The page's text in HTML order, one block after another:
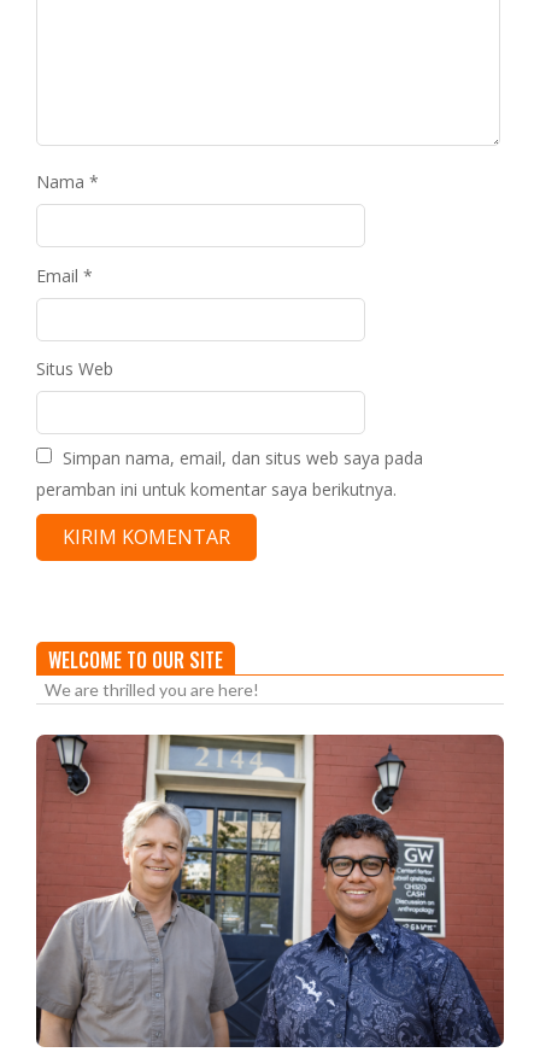
Nama *
Email *
Situs Web
Simpan nama, email, dan situs web saya pada
peramban ini untuk komentar saya berikutnya.
WELCOME TO OUR SITE
We are thrilled you are here!